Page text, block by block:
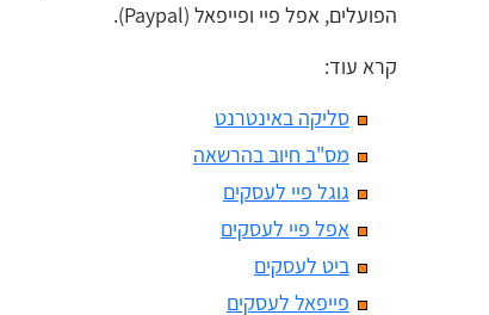
הפועלים, אפל פיי ופייפאל (Paypal).
קרא עוד:
סליקה באינטרנט
מס"ב חיוב בהרשאה
גוגל פיי לעסקים
אפל פיי לעסקים
ביט לעסקים
פייפאל לעסקים